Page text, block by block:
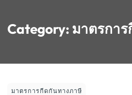
Category: มาตรกา
มาตรการกีดกันทางภาษี